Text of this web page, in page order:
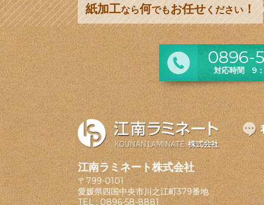
紙加工なら何でもお任せ ください ！
0896-
対応時間 9
江南ラミネート株式会社
〒799-0101
愛媛県四国中央市川之江町379番地
TEL : 0896-58-8881